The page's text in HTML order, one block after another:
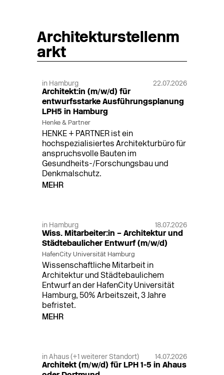
Architekturstellenm
arkt
in Hamburg 22.07.2026
Architekt:in (m/w/d) für
entwurfsstarke Ausführungsplanung
LPH5 in Hamburg
Henke & Partner
HENKE + PARTNER ist ein
hochspezialisiertes Architekturbüro für
anspruchsvolle Bauten im
Gesundheits-/Forschungsbau und
Denkmalschutz.
MEHR
in Hamburg 18.07.2026
Wiss. Mitarbeiter:in – Architektur und
Städtebaulicher Entwurf (m/w/d)
HafenCity Universität Hamburg
Wissenschaftliche Mitarbeit in
Architektur und Städtebaulichem
Entwurf an der HafenCity Universität
Hamburg, 50% Arbeitszeit, 3 Jahre
befristet.
MEHR
in Ahaus (+1 weiterer Standort) 14.07.2026
Architekt (m/w/d) für LPH 1-5 in Ahaus